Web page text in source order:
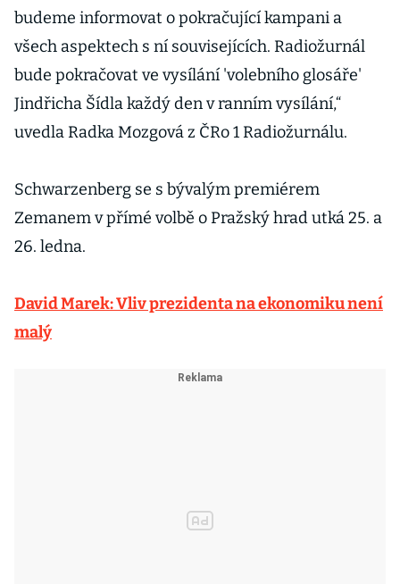
budeme informovat o pokračující kampani a
všech aspektech s ní souvisejících. Radiožurnál
bude pokračovat ve vysílání 'volebního glosáře'
Jindřicha Šídla každý den v ranním vysílání,“
uvedla Radka Mozgová z ČRo 1 Radiožurnálu.
Schwarzenberg se s bývalým premiérem
Zemanem v přímé volbě o Pražský hrad utká 25. a
26. ledna.
David Marek: Vliv prezidenta na ekonomiku není
malý